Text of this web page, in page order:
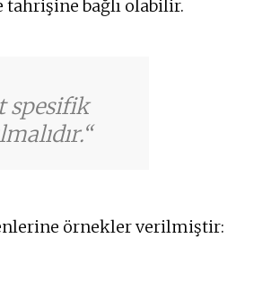
bağlı olabilir.
spesifik
örnekler verilmiştir: